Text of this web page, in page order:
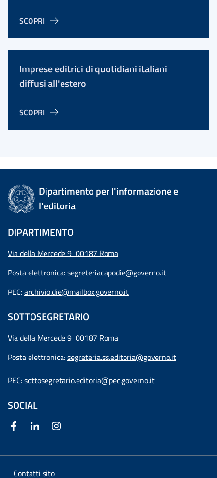
SCOPRI
Imprese editrici di quotidiani italiani
diffusi all'estero
SCOPRI
Dipartimento per l'informazione e
l'editoria
DIPARTIMENTO
Via della Mercede 9 00187 Roma
Posta elettronica:segreteriacapodie@governo.it
PEC:archivio.die@mailbox.governo.it
SOTTOSEGRETARIO
Via della Mercede 9 00187 Roma
Posta elettronica:segreteria.ss.editoria@governo.it
PEC:sottosegretario.editoria@pec.governo.it
SOCIAL
Contatti sito